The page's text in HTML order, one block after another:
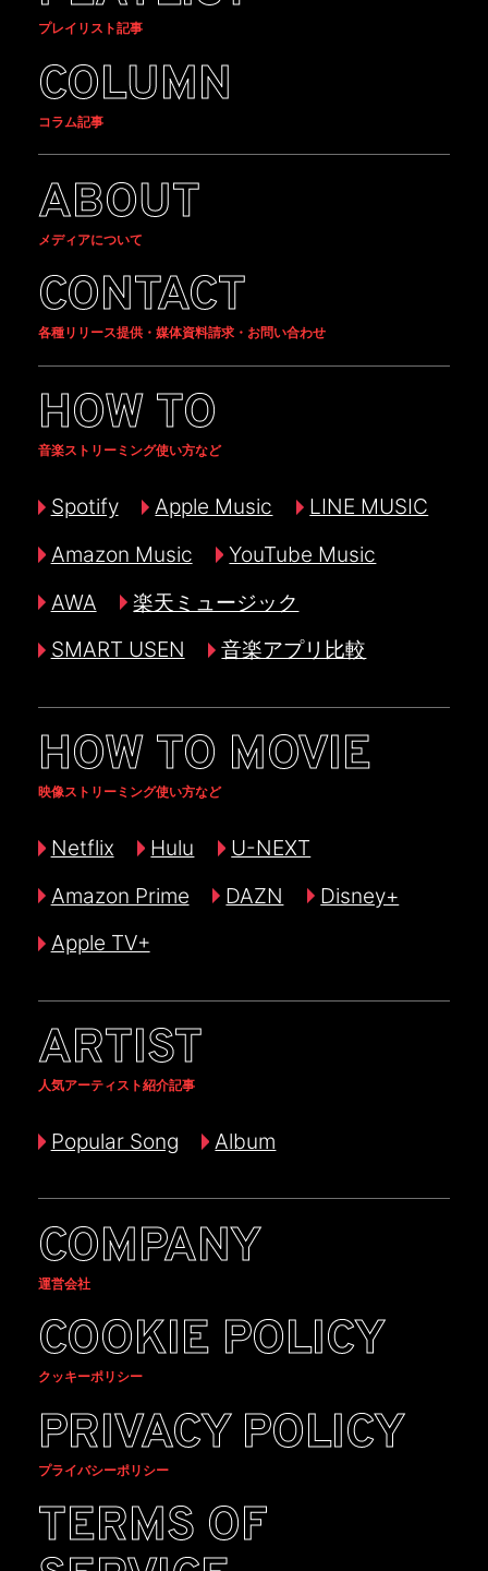
プレイリスト記事
COLUMN
コラム記事
ABOUT
メディアについて
CONTACT
各種リリース提供・媒体資料請求・お問い合わせ
HOW TO
音楽ストリーミング使い方など
Spotify Apple Music
LINE MUSIC
Amazon Music
YouTube Music
AWA
楽天ミュージック
SMART USEN
音楽アプリ比較
HOW TO MOVIE
映像ストリーミング使い方など
Netflix Hulu
U-NEXT
Amazon Prime
DAZN
Disney+
Apple TV+
ARTIST
人気アーティスト紹介記事
Popular Song Album
COMPANY
運営会社
COOKIE POLICY
クッキーポリシー
PRIVACY POLICY
プライバシーポリシー
TERMS OF